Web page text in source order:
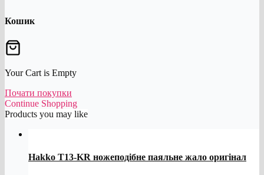
Кошик
Your Cart is Empty
Почати покупки
Continue Shopping
Products you may like
Hakko T13-KR ножеподібне паяльне жало оригінал